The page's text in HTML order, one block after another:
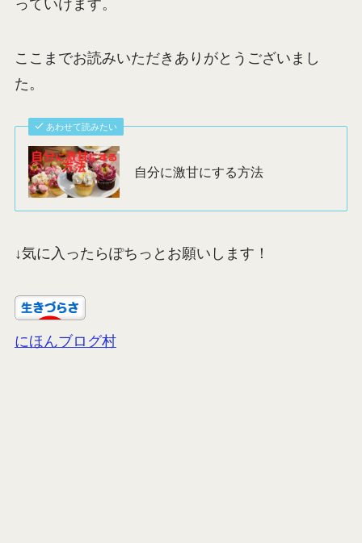
っていけます。
ここまでお読みいただきありがとうございまし
た。
あわせて読みたい
自分に激甘にする方法
↓気に入ったらぽちっとお願いします！
にほんブログ村